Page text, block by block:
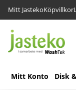
Mitt JastekoKöpvillkor
Mitt Konto Disk